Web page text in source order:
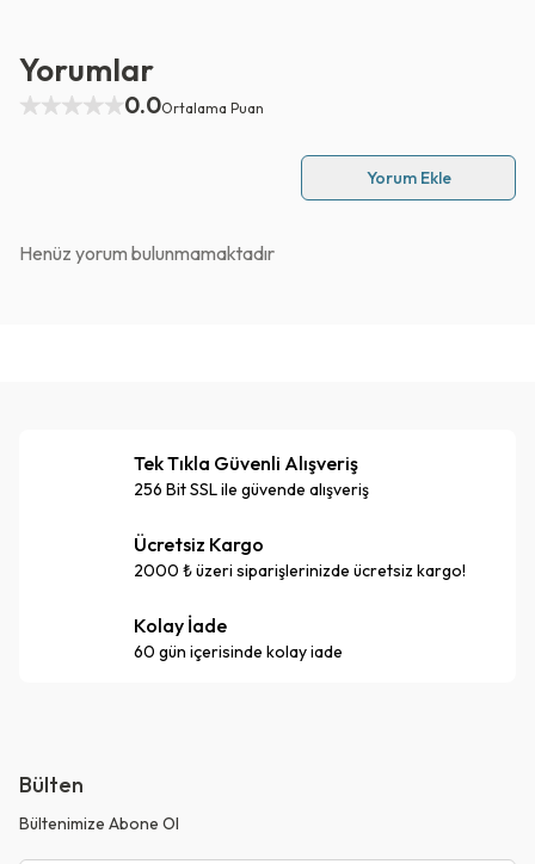
Yorumlar
0.0Ortalama Puan
Yorum Ekle
Henüz yorum bulunmamaktadır
Tek Tıkla Güvenli Alışveriş
256 Bit SSL ile güvende alışveriş
Ücretsiz Kargo
2000 ₺ üzeri siparişlerinizde ücretsiz kargo!
Kolay İade
60 gün içerisinde kolay iade
Bülten
Bültenimize Abone Ol